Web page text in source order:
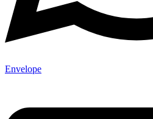
Envelope